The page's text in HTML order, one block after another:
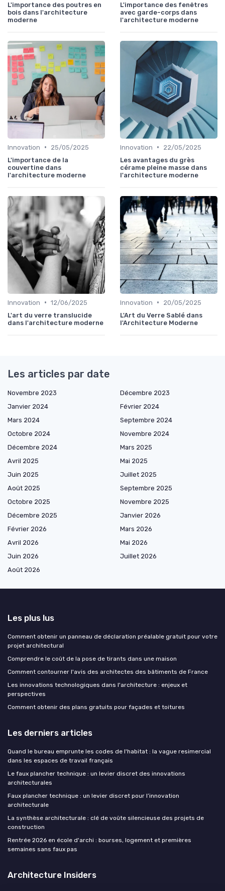
L'importance des poutres en
bois dans l'architecture
moderne
L'importance des fenêtres
avec garde-corps dans
l'architecture moderne
Innovation •
25/05/2025
L'importance de la
couvertine dans
l'architecture moderne
Innovation •
22/05/2025
Les avantages du grès
cérame pleine masse dans
l'architecture moderne
Innovation • 12/06/2025
L'art du verre translucide
dans l'architecture moderne
Innovation •
20/05/2025
L'Art du Verre Sablé dans
l'Architecture Moderne
Les articles par date
Novembre 2023
Décembre 2023
Janvier 2024
Février 2024
Mars 2024
Septembre 2024
Octobre 2024
Novembre 2024
Décembre 2024
Mars 2025
Avril 2025
Mai 2025
Juin 2025
Juillet 2025
Août 2025
Septembre 2025
Octobre 2025
Novembre 2025
Décembre 2025
Janvier 2026
Février 2026
Mars 2026
Avril 2026
Mai 2026
Juin 2026
Juillet 2026
Août 2026
Les plus lus
Comment obtenir un panneau de déclaration préalable gratuit pour votre
projet architectural
Comprendre le coût de la pose de tirants dans une maison
Comment contourner l'avis des architectes des bâtiments de France
Les innovations technologiques dans l'architecture : enjeux et
perspectives
Comment obtenir des plans gratuits pour façades et toitures
Les derniers articles
Quand le bureau emprunte les codes de l'habitat : la vague resimercial
dans les espaces de travail français
Le faux plancher technique : un levier discret des innovations
architecturales
Faux plancher technique : un levier discret pour l’innovation
architecturale
La synthèse architecturale : clé de voûte silencieuse des projets de
construction
Rentrée 2026 en école d'archi : bourses, logement et premières
semaines sans faux pas
Architecture Insiders